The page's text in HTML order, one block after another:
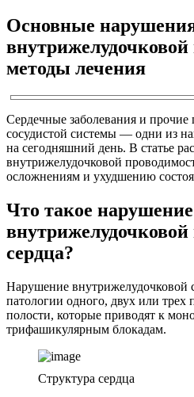
Основные
методы лечения
Сердечные заболевания и прочие
сосудистой системы — одни из
на сегодняшний день. В статье
внутрижелудочковой
осложнениям и ухудшению
Что такое нарушение
сердца?
Нарушение
патологии одного, двух или трех
полости, которые приводят к
трифашикулярным блокадам.
Структура сердца